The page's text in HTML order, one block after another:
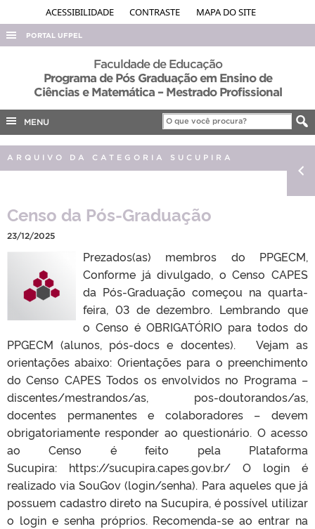
ACESSIBILIDADE CONTRASTE MAPA DO SITE
PORTAL UFPEL
ACESSO À INFORMAÇÃO
AUDITORIA
EDITAIS
Faculdade de Educação
Programa de Pós Graduação em Ensino de
Ciências e Matemática – Mestrado Profissional
MENU
ARQUIVO DA CATEGORIA SUCUPIRA
Censo da Pós-Graduação
23/12/2025
Prezados(as) membros do PPGECM,
Conforme já divulgado, o Censo CAPES
da Pós-Graduação começou na quarta-
feira, 03 de dezembro. Lembrando que
o Censo é OBRIGATÓRIO para todos do
PPGECM (alunos, pós-docs e docentes). Vejam as
orientações abaixo: Orientações para o preenchimento
do Censo CAPES Todos os envolvidos no Programa –
discentes/mestrandos/as, pos-doutorandos/as,
docentes permanentes e colaboradores – devem
obrigatoriamente responder ao questionário. O acesso
ao Censo é feito pela Plataforma
Sucupira: https://sucupira.capes.gov.br/ O login é
realizado via SouGov (login/senha). Para aqueles que já
possuem cadastro direto na Sucupira, é possível utilizar
o login e senha próprios. Recomenda-se ao entrar na